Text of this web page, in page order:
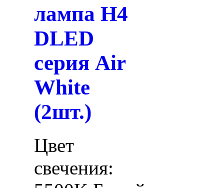
лампа H4
DLED
серия Air
White
(2шт.)
Цвет
свечения: